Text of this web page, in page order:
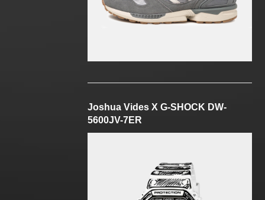
Joshua Vides X G-SHOCK DW-
5600JV-7ER